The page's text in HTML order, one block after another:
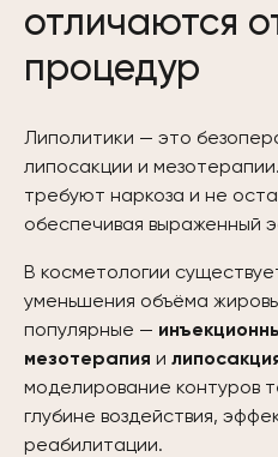
отличаются
процедур
Липолитики — это
липосакции и
требуют наркоза и не
обеспечивая выраженный
В косметологии
уменьшения объёма
популярные —
мезотерапия и
моделирование контуров
глубине воздействия,
реабилитации.